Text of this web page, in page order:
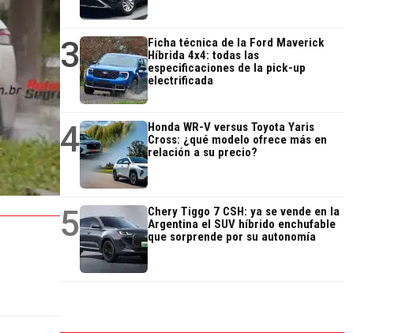
3
Ficha técnica de la Ford Maverick
Híbrida 4x4: todas las
especificaciones de la pick-up
electrificada
4
Honda WR-V versus Toyota Yaris
Cross: ¿qué modelo ofrece más en
relación a su precio?
5
Chery Tiggo 7 CSH: ya se vende en la
Argentina el SUV híbrido enchufable
que sorprende por su autonomía